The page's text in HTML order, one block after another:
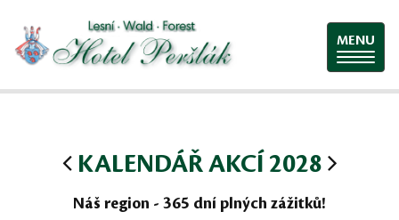
MENU
KALENDÁŘ AKCÍ 2028
Náš region - 365 dní plných zážitků!